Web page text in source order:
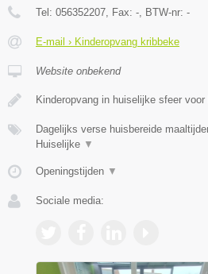
Tel: 056352207, Fax: -, BTW-nr: -
E-mail › Kinderopvang kribbeke
Website onbekend
Kinderopvang in huiselijke sfeer
Dagelijks verse huisbereide
Huiselijke ▼
Openingstijden ▼
Sociale media: